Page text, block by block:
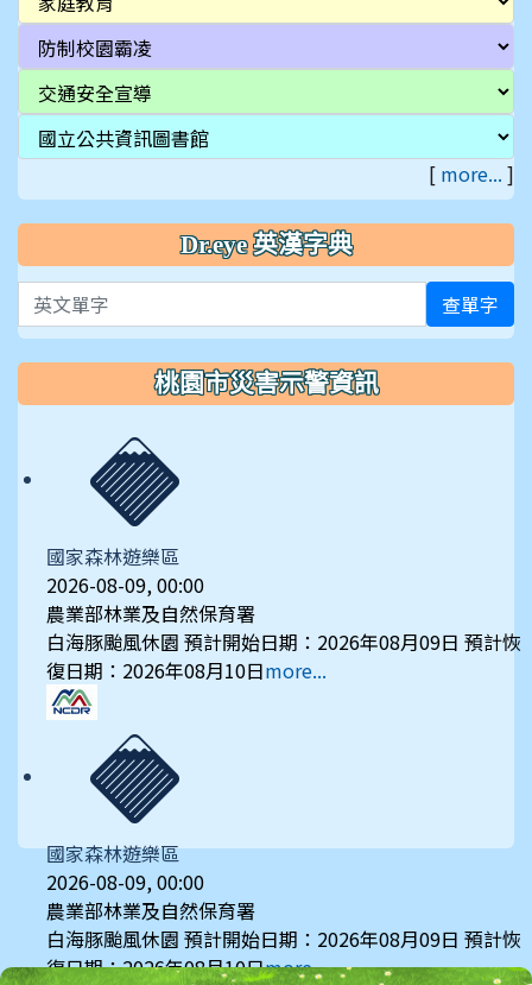
[ more... ]
Dr.eye 英漢字典
英文單字 查單字
桃園市災害示警資訊
國家森林遊樂區
2026-08-09, 00:00
農業部林業及自然保育署
白海豚颱風休園 預計開始日期：2026年08月09日 預計恢
復日期：2026年08月10日more...
國家森林遊樂區
2026-08-09, 00:00
農業部林業及自然保育署
白海豚颱風休園 預計開始日期：2026年08月09日 預計恢
復日期：2026年08月10日more...